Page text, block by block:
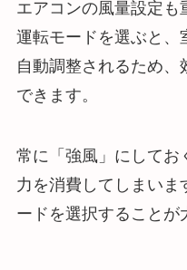
エアコンの風量設定も
運転モードを選ぶと、
自動調整されるため
できます。
常に「強風」にしてお
力を消費してしまいま
ードを選択することが